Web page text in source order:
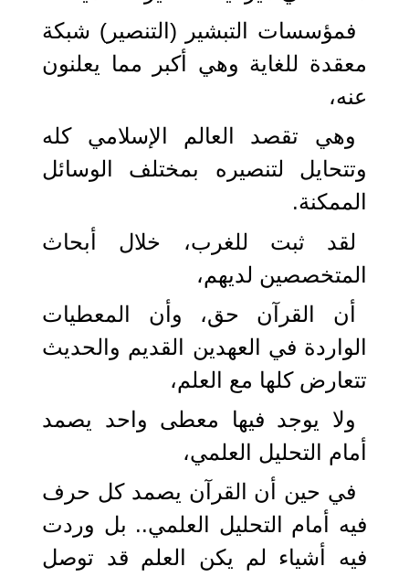
فمؤسسات التبشير (التنصير) شبكة
معقدة للغاية وهي أكبر مما يعلنون
عنه،
وهي تقصد العالم الإسلامي كله
وتتحايل لتنصيره بمختلف الوسائل
الممكنة.
لقد ثبت للغرب، خلال أبحاث
المتخصصين لديهم،
أن القرآن حق، وأن المعطيات
الواردة في العهدين القديم والحديث
تتعارض كلها مع العلم،
ولا يوجد فيها معطى واحد يصمد
أمام التحليل العلمي،
في حين أن القرآن يصمد كل حرف
فيه أمام التحليل العلمي.. بل وردت
فيه أشياء لم يكن العلم قد توصل